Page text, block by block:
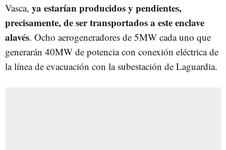
Vasca, ya estarían producidos y pendientes,
precisamente, de ser transportados a este enclave
alavés. Ocho aerogeneradores de 5MW cada uno que
generarán 40MW de potencia con conexión eléctrica de
la línea de evacuación con la subestación de Laguardia.